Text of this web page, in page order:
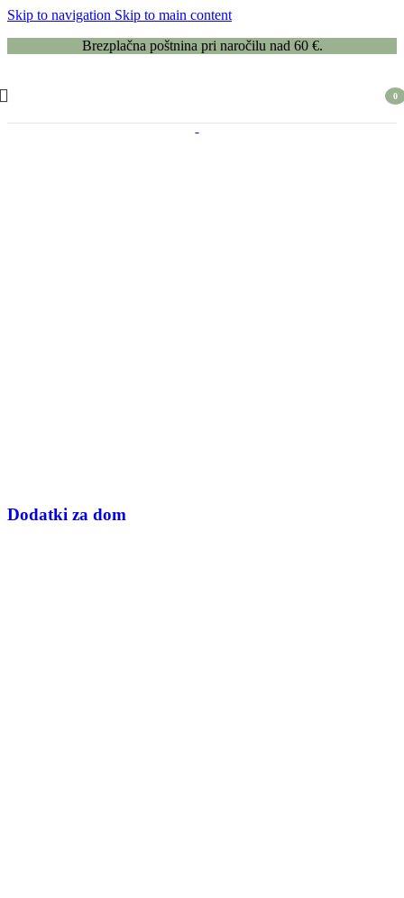
Skip to navigation Skip to main content
Brezplačna poštnina pri naročilu nad 60 €.
0
Dodatki za dom